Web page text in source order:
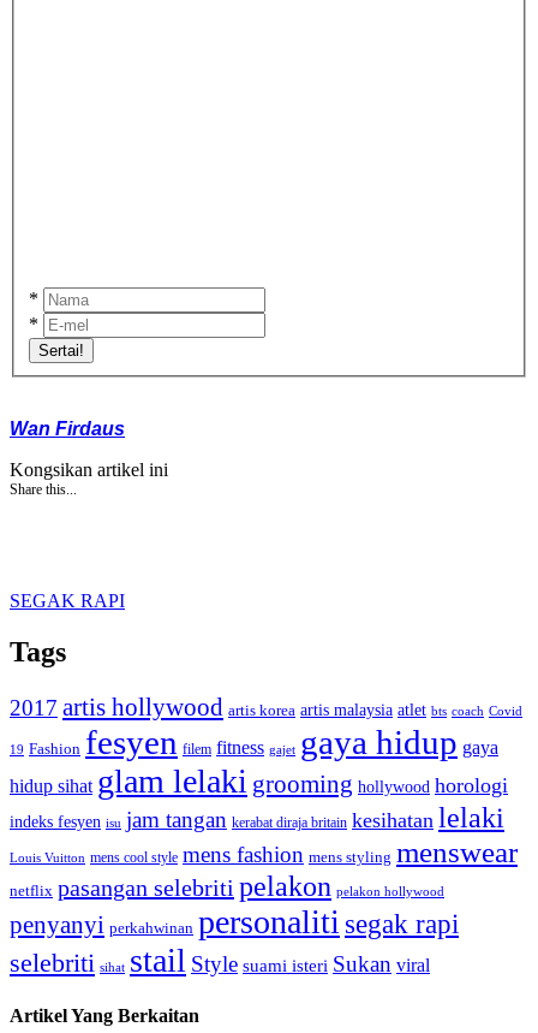
*
*
Sertai!
Wan Firdaus
Kongsikan artikel ini
Share this...
SEGAK RAPI
Tags
2017 artis hollywood artis korea artis malaysia atlet bts coach Covid
19 Fashion fesyen filem fitness gajet gaya hidup gaya
hidup sihat glam lelaki grooming hollywood horologi
indeks fesyen isu jam tangan kerabat diraja britain kesihatan lelaki
Louis Vuitton mens cool style mens fashion mens styling menswear
netflix pasangan selebriti pelakon pelakon hollywood
penyanyi perkahwinan personaliti segak rapi
selebriti sihat stail Style suami isteri Sukan viral
Artikel Yang Berkaitan